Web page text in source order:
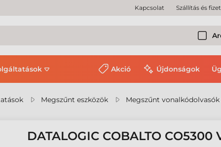
Kapcsolat Szállítás és
Akció Újdonságok
Megszűnt eszközök Megszűnt vonalkódolvasók
DATALOGIC COBALTO CO5300